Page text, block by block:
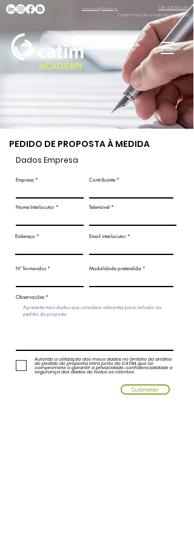
ACADEMY
formacao@catim.pt
Telf. 226 159 000
(chamada para a rede fixa nacional)
PEDIDO DE PROPOSTA À MEDIDA
Dados Empresa
Empresa Contribuinte
Nome Interlocutor Telemóvel
Endereço Email interlocutor
Nº formandos Modalidade pretendida
Observações
Autorizo a utilização dos meus dados no âmbito da análise
do pedido de proposta intra junto do CATIM, que se
compromete a garantir a privacidade, confidencialidade e
segurança dos dados de todos os clientes.
Submeter